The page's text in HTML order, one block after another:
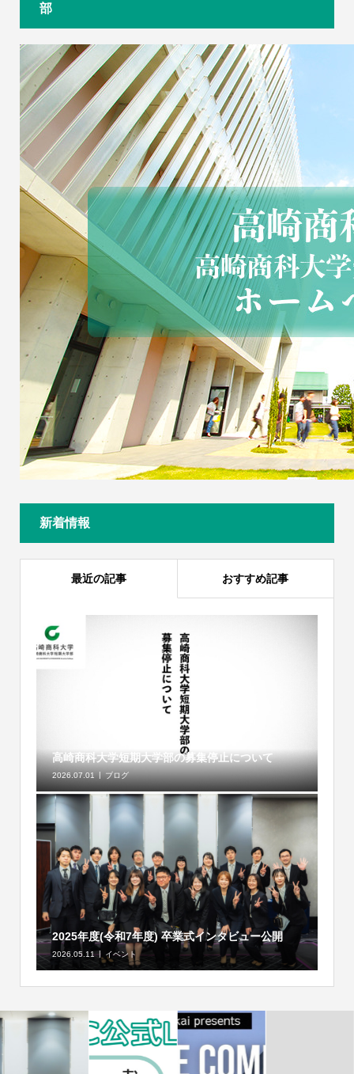
部
新着情報
最近の記事 おすすめ記事
高崎商科大学短期大学部の募集停止について
2026.07.01 ブログ
2025年度(令和7年度) 卒業式インタビュー公開
2026.05.11 イベント